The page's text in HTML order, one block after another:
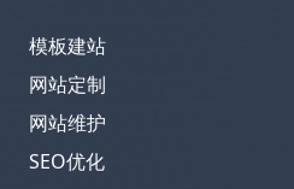
模板建站
网站定制
网站维护
SEO优化